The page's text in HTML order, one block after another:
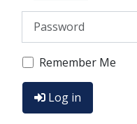
Password
Remember Me
Log in